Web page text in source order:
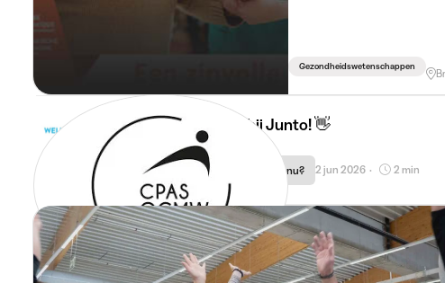
Gezondheidswetenschappen
Welkom bij Junto! 👋
Afgestudeerd, wat nu? 2 jun 2026 • 2 min